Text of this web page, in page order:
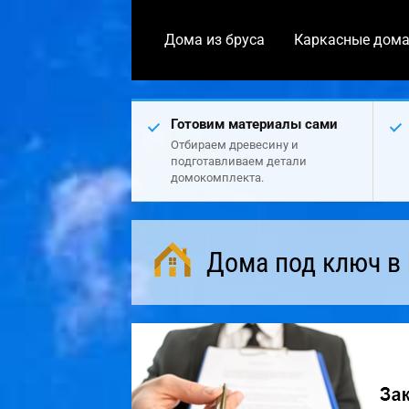
Дома из бруса Каркасные дома
Готовим материалы сами
Отбираем древесину и
подготавливаем детали
домокомплекта.
Дома под ключ в